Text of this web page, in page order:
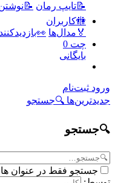
📝تایپ رمان
🚻کاربران
🏅مدال‌ها
چت 0
بایگانی
ورود ثبت‌نام
جدیدترین‌ها 🔍جستجو
🔍جستجو
جستجو فقط در عنوان ها